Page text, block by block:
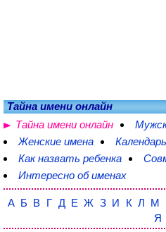
Тайна имени онлайн
Тайна имени онлайн
Женские имена
Как назвать ребенка
Интересно об именах
А Б В Г Д Е Ж З И К Л М
Я